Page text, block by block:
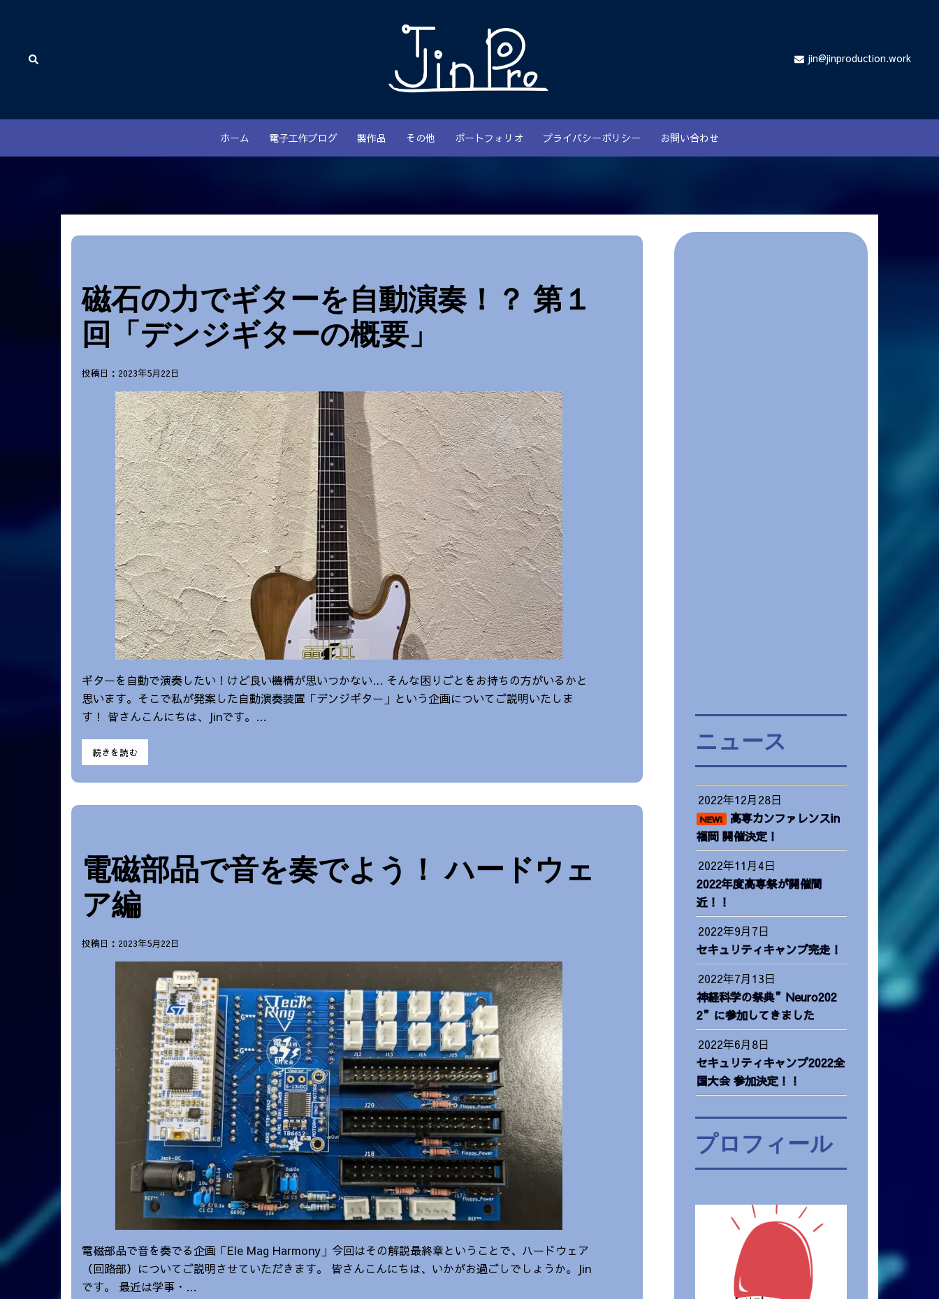
ス
ッ
検
索
jin@jinproduction.work
ホーム 電子工作ブログ 製作品 その他 ポートフォリオ プライバシーポリシー お問い合わせ
磁石の力でギターを自動演奏！？ 第１
回「デンジギターの概要」
投稿日：2023年5月22日
ギターを自動で演奏したい！けど良い機構が思いつかない... そんな困りごとをお持ちの方がいるかと
思います。そこで私が発案した自動演奏装置「デンジギター」という企画についてご説明いたしま
す！ 皆さんこんにちは、Jinです。…
続きを読む
電磁部品で音を奏でよう！ ハードウェ
ア編
投稿日：2023年5月22日
電磁部品で音を奏でる企画「Ele Mag Harmony」今回はその解説最終章ということで、ハードウェア
（回路部）についてご説明させていただきます。 皆さんこんにちは、いかがお過ごしでしょうか。Jin
です。 最近は学事・…
ニュース
2022年12月28日
NEW! 高専カンファレンスin
福岡 開催決定！
2022年11月4日
2022年度高専祭が開催間
近！！
2022年9月7日
セキュリティキャンプ完走！
2022年7月13日
神経科学の祭典”Neuro202
2”に参加してきました
2022年6月8日
セキュリティキャンプ2022全
国大会 参加決定！！
プロフィール